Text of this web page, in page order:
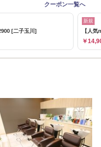
クーポン一覧へ
[二子玉川]
新規
【人
￥